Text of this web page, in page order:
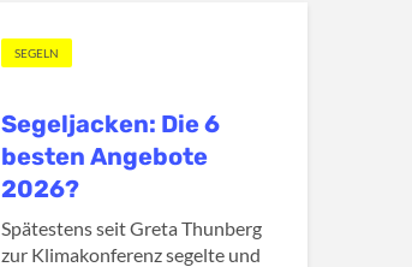
SEGELN
Segeljacken: Die 6
besten Angebote
2026?
Spätestens seit Greta Thunberg
zur Klimakonferenz segelte und